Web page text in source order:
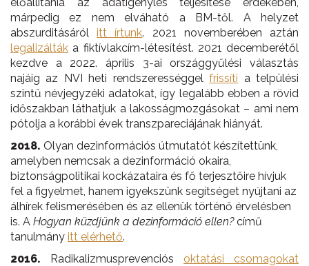
márpedig ez nem elváható a BM-től. A helyzet
abszurditásárólitt írtunk. 2021 novemberében aztán
legalizálták a fiktívlakcím-létesítést. 2021 decemberétől
kezdve a 2022. április 3-ai országgyűlési választás
najáig az NVI heti rendszerességgelfrissíti a telpülési
szintű névjegyzéki adatokat, így legalább ebben a rövid
időszakban láthatjuk a lakosságmozgásokat – ami nem
pótolja a korábbi évek transzpareciájának hiányát.
2018. Olyan dezinformációs útmutatót készítettünk,
amelyben nemcsak a dezinformáció okaira,
biztonságpolitikai kockázataira és fő terjesztőire hívjuk
fel a figyelmet, hanem igyekszünk segítséget nyújtani az
álhírek felismerésében és az ellenük történő érvelésben
is. A Hogyan küzdjünk a dezinformáció ellen?című
tanulmány itt elérhető.
2016. Radikalizmusprevenciós oktatási csomagokat